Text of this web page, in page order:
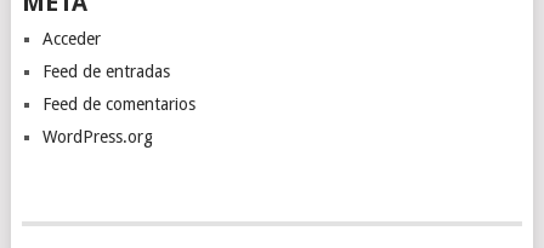
Acceder
Feed de entradas
Feed de comentarios
WordPress.org